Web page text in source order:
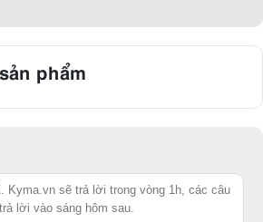
phẩm